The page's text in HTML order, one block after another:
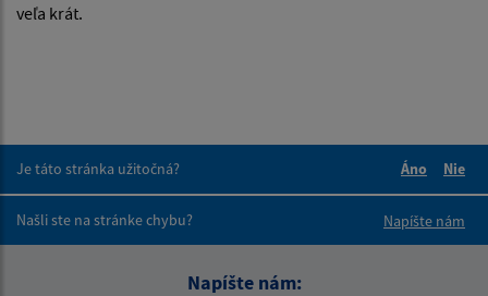
veľa krát.
Je táto stránka užitočná?
Áno
Nie
Našli ste na stránke chybu?
Napíšte nám
Napíšte nám: